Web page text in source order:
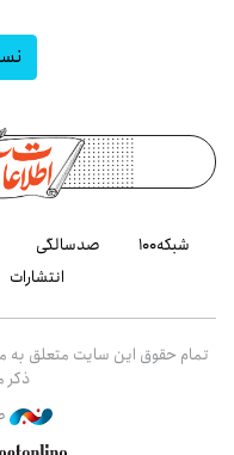
شبکه۱۰۰ صدسالگی
انتشارات
تمام حقوق این سایت متعلق به
ذکر